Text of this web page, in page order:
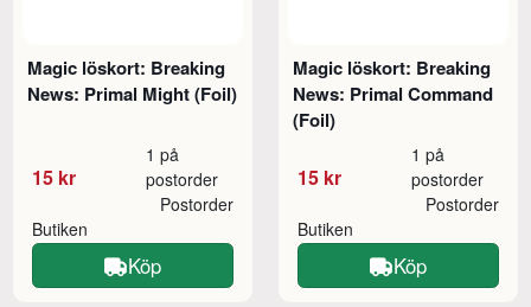
Magic löskort: Breaking
News: Primal Might (Foil)
15 kr
1 på
postorder
Butiken
Postorder
Köp
Magic löskort: Breaking
News: Primal Command
(Foil)
15 kr
1 på
postorder
Butiken
Postorder
Köp